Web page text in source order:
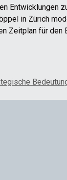
Entwicklungen
in Zürich
Zeitplan für den